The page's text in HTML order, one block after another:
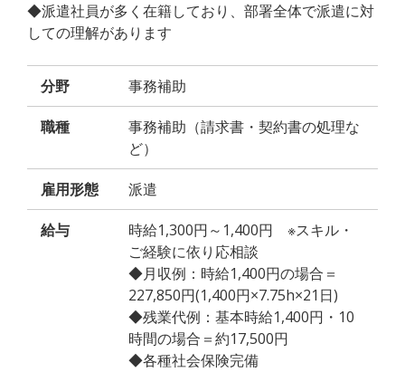
◆派遣社員が多く在籍しており、部署全体で派遣に対
しての理解があります
分野 事務補助
職種
事務補助（請求書・契約書の処理な
ど）
雇用形態 派遣
給与
時給1,300円～1,400円 ※スキル・
ご経験に依り応相談
◆月収例：時給1,400円の場合＝
227,850円(1,400円×7.75h×21日)
◆残業代例：基本時給1,400円・10
時間の場合＝約17,500円
◆各種社会保険完備